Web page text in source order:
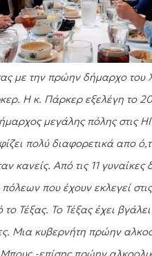
με την πρώην δήμαρχο του
Η κ. Πάρκερ εξελέγη το
μεγάλης πόλης στις
πολύ διαφορετικά απο
κανείς. Από τις 11
που έχουν εκλεγεί
το Τέξας. Το Τέξας έχει
Μια κυβερνήτη πρώην